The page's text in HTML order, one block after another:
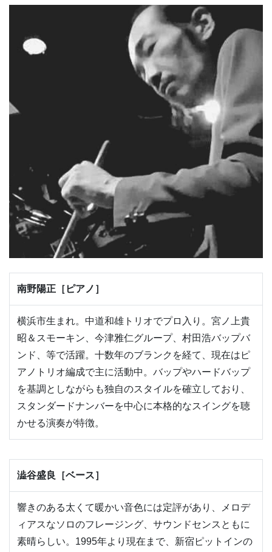
南野陽正［ピアノ］
横浜市生まれ。中道和雄トリオでプロ入り。宮ノ上貴
昭＆スモーキン、今津雅仁グループ、村田浩バップバ
ンド、等で活躍。十数年のブランクを経て、現在はピ
アノトリオ編成で主に活動中。バップやハードバップ
を基調としながらも独自のスタイルを確立しており、
スタンダードナンバーを中心に本格的なスイングを聴
かせる演奏が特徴。
澁谷盛良［ベース］
響きのある太くて暖かい音色には定評があり、メロデ
ィアスなソロのフレージング、サウンドセンスともに
素晴らしい。1995年より現在まで、新宿ピットインの